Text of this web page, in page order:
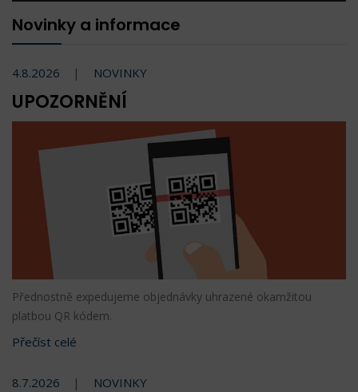
Novinky a informace
4.8.2026 NOVINKY
UPOZORNĚNÍ
Přednostně expedujeme objednávky uhrazené okamžitou
platbou QR kódem.
Přečíst celé
8.7.2026 NOVINKY